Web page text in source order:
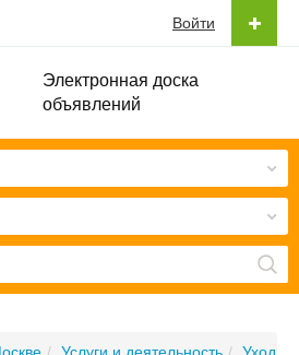
Электронная доска
объявлений
Войти